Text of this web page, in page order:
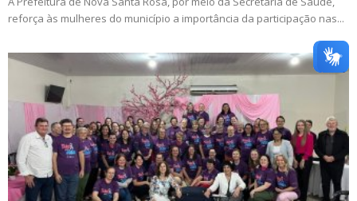
reforça às mulheres do município a importância da participação nas...